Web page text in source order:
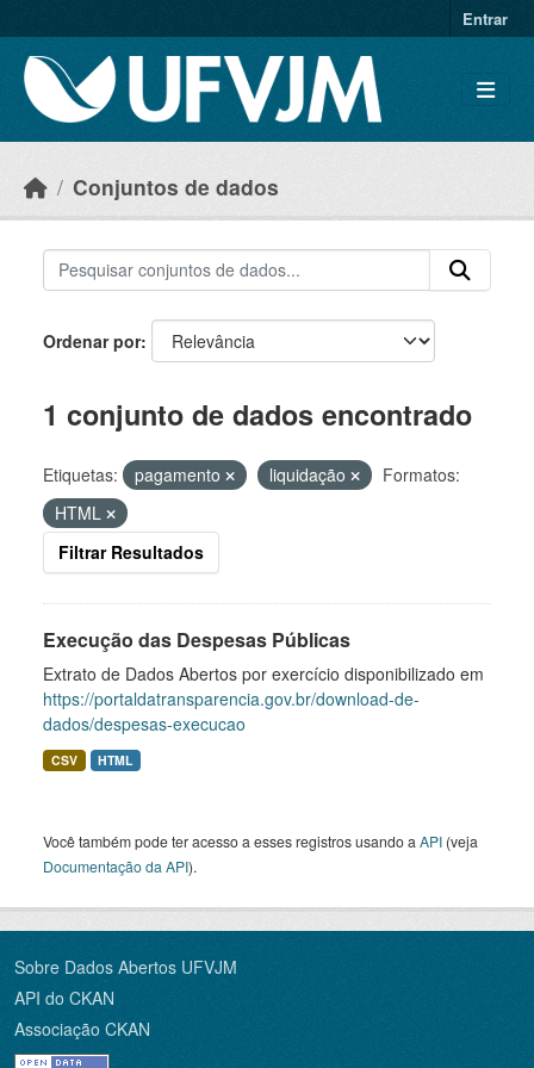
Entrar
Conjuntos de dados
Ordenar por
1 conjunto de dados encontrado
Etiquetas: pagamento liquidação
Formatos:
HTML
Filtrar Resultados
Execução das Despesas Públicas
Extrato de Dados Abertos por exercício disponibilizado em
https://portaldatransparencia.gov.br/download-de-
dados/despesas-execucao
CSV HTML
Você também pode ter acesso a esses registros usando a API (veja
Documentação da API).
Sobre Dados Abertos UFVJM
API do CKAN
Associação CKAN